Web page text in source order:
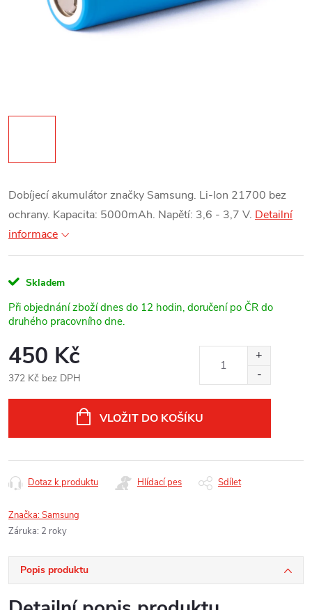
Dobíjecí akumulátor značky Samsung. Li-Ion 21700 bez
ochrany. Kapacita: 5000mAh. Napětí: 3,6 - 3,7 V. Detailní
informace
Skladem
Při objednání zboží dnes do 12 hodin, doručení po ČR do
druhého pracovního dne.
450 Kč
372 Kč bez DPH
VLOŽIT DO KOŠÍKU
Dotaz k produktu Hlídací pes Sdílet
Značka:Samsung
Záruka: 2 roky
Popis produktu